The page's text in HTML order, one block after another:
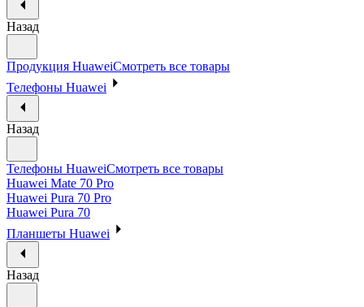
Назад
Продукция HuaweiСмотреть все товары
Телефоны Huawei
Назад
Телефоны HuaweiСмотреть все товары
Huawei Mate 70 Pro
Huawei Pura 70 Pro
Huawei Pura 70
Планшеты Huawei
Назад